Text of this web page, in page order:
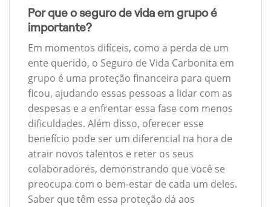
Por que o seguro de vida em grupo é
importante?
Em momentos difíceis, como a perda de um
ente querido, o Seguro de Vida Carbonita em
grupo é uma proteção financeira para quem
ficou, ajudando essas pessoas a lidar com as
despesas e a enfrentar essa fase com menos
dificuldades. Além disso, oferecer esse
benefício pode ser um diferencial na hora de
atrair novos talentos e reter os seus
colaboradores, demonstrando que você se
preocupa com o bem-estar de cada um deles.
Saber que têm essa proteção dá aos